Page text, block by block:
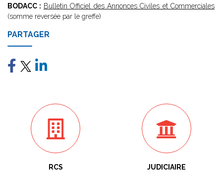
BODACC : Bulletin Officiel des Annonces Civiles et Commerciales
(somme reversée par le greffe)
PARTAGER
RCS JUDICIAIRE